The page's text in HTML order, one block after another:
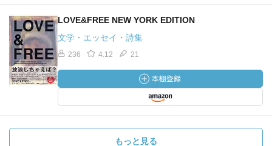
LOVE&FREE NEW YORK EDITION
文学・エッセイ・詩集
236 4.12 21
もっと見る